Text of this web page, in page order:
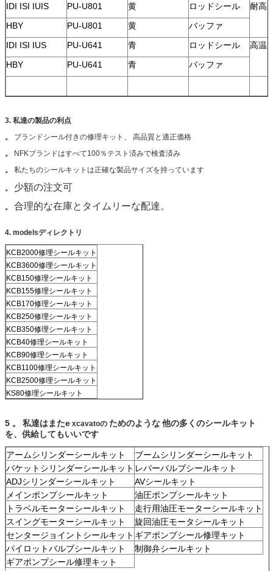
IDI ISI IUIS
PU-U801 黄 ロッドシール
耐高
HBY
PU-U801 黄
バッファ
IDI ISI IUS
PU-U641 青 ロッドシール
高温
HBY
PU-U641 青 バッファ
3. 私達の製品の利点
。
ブランドシール付きの修理キット、 高品質と適正価格
。
NFKブランドはすべて100％テスト済みで検査済み
。
私たちのシールキットは正確な製品サイズを持っています
。 少額の注文可
。 合理的な在庫とタイムリーな配達。
4. modelsディレクトリ
KCB2000修理シールキット
KCB3600修理シールキット
KCB150修理シールキット
KCB155修理シールキット
KCB170修理シールキット
KCB250修理シールキット
KCB350修理シールキット
KCB40修理シールキット
KCB90修理シールキット
KCB1100修理シールキット
KCB2500修理シールキット
KS80修理シールキット
5 。 私達はまたe xcavatoの ためのような他の多くのシールキット
を、供給してもいいです
アームシリンダーシールキット
ブームシリンダーシールキット
バケットシリンダーシールキット レバーバルブシールキット
ADJシリンダーシールキット
AVシールキット
メインポンプシールキット
油圧ポンプシールキット
トラベルモーターシールキット
走行用油圧モーターシールキット
スイングモーターシールキット
旋回油圧モータシールキット
センタージョイントシールキット ギアポンプシール修理キット
パイロットバルブシールキット
制御弁シールキット
ギアポンプシール修理キット